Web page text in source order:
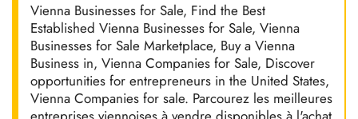
Vienna Businesses for Sale, Find the Best
Established Vienna Businesses for Sale, Vienna
Businesses for Sale Marketplace, Buy a Vienna
Business in, Vienna Companies for Sale, Discover
opportunities for entrepreneurs in the United States,
Vienna Companies for sale. Parcourez les meilleures